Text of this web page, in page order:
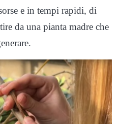
e in tempi rapidi, di
da una pianta madre che